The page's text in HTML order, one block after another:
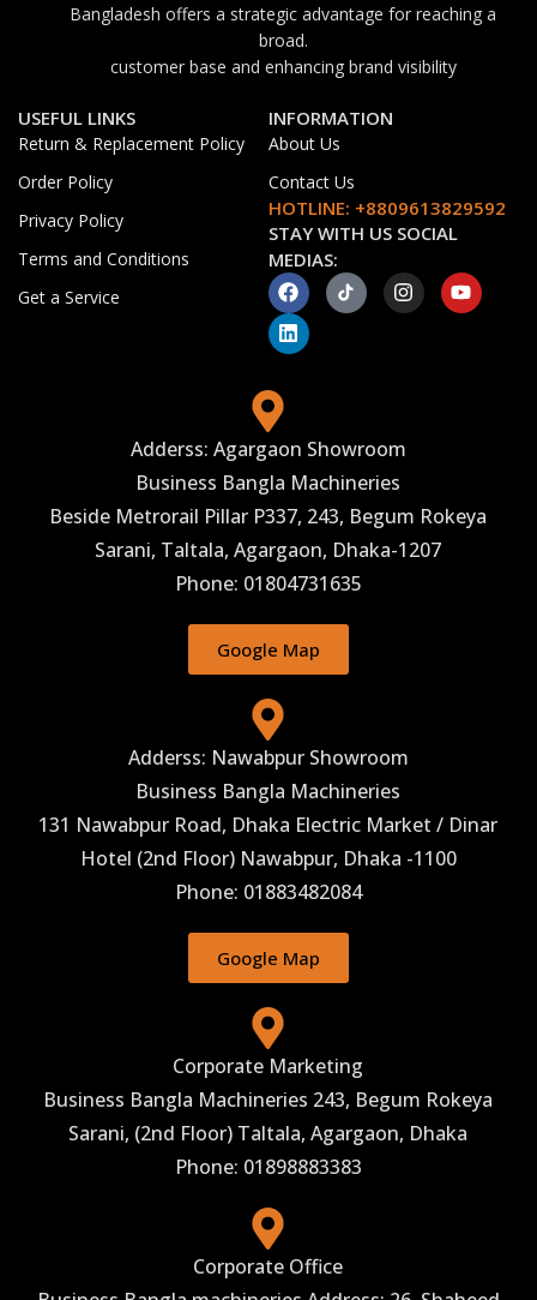
Bangladesh offers a strategic advantage for reaching a
broad.
customer base and enhancing brand visibility
USEFUL LINKS
Return & Replacement Policy
Order Policy
Privacy Policy
Terms and Conditions
Get a Service
INFORMATION
About Us
Contact Us
HOTLINE: +8809613829592
STAY WITH US SOCIAL
MEDIAS:
Adderss: Agargaon Showroom
Business Bangla Machineries
Beside Metrorail Pillar P337, 243, Begum Rokeya
Sarani, Taltala, Agargaon, Dhaka-1207
Phone: 01804731635
Google Map
Adderss: Nawabpur Showroom
Business Bangla Machineries
131 Nawabpur Road, Dhaka Electric Market / Dinar
Hotel (2nd Floor) Nawabpur, Dhaka -1100
Phone: 01883482084
Google Map
Phone: 01898883383
Corporate Marketing
Business Bangla Machineries 243, Begum Rokeya
Sarani, (2nd Floor) Taltala, Agargaon, Dhaka
Corporate Office